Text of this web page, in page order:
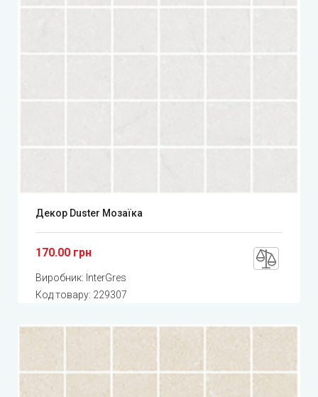
Декор Duster Мозаїка
170.00 грн
Виробник: InterGres
Код товару: 229307